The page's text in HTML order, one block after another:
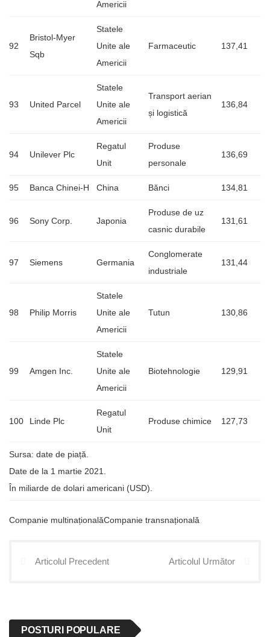
Americii
92
Bristol-Myer
Sqb
Statele
Unite ale
Americii
Farmaceutic 137,41
93 United Parcel
Statele
Unite ale
Americii
Transport aerian
și logistică
136,84
94 Unilever Plc
Regatul
Unit
Produse
personale
136,69
95 Banca Chinei-H China Bănci 134,81
96 Sony Corp. Japonia
Produse de uz
casnic durabile
131,61
97 Siemens Germania
Conglomerate
industriale
131,44
98 Philip Morris
Statele
Unite ale
Americii
Tutun 130,86
99 Amgen Inc.
Statele
Unite ale
Americii
Biotehnologie 129,91
100 Linde Plc
Regatul
Unit
Produse chimice 127,73
Sursa: date de piață.
Date de la 1 martie 2021.
În miliarde de dolari americani (USD).
Companie multinaționalăCompanie transnațională
Articolul Precedent Articolul Următor
POSTURI POPULARE